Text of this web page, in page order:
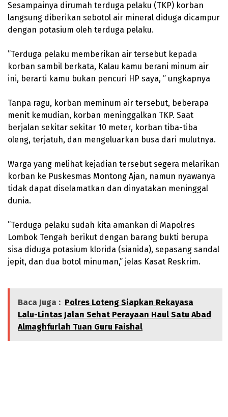
‎Sesampainya dirumah terduga pelaku (TKP) korban
langsung diberikan sebotol air mineral diduga dicampur
dengan potasium oleh terduga pelaku.
‎”Terduga pelaku memberikan air tersebut kepada
korban sambil berkata, Kalau kamu berani minum air
ini, berarti kamu bukan pencuri HP saya, ” ungkapnya
‎Tanpa ragu, korban meminum air tersebut, beberapa
menit kemudian, korban meninggalkan TKP. Saat
berjalan sekitar sekitar 10 meter, korban tiba-tiba
oleng, terjatuh, dan mengeluarkan busa dari mulutnya.
‎Warga yang melihat kejadian tersebut segera melarikan
korban ke Puskesmas Montong Ajan, namun nyawanya
tidak dapat diselamatkan dan dinyatakan meninggal
dunia.
‎”Terduga pelaku sudah kita amankan di Mapolres
Lombok Tengah berikut dengan barang bukti berupa
sisa diduga potasium klorida (sianida), sepasang sandal
jepit, dan dua botol minuman,” jelas Kasat Reskrim.
Baca Juga : Polres Loteng Siapkan Rekayasa
Lalu-Lintas Jalan Sehat Perayaan Haul Satu Abad
Almaghfurlah Tuan Guru Faishal